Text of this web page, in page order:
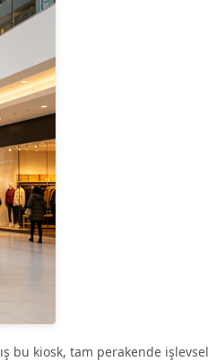
bu kiosk, tam perakende